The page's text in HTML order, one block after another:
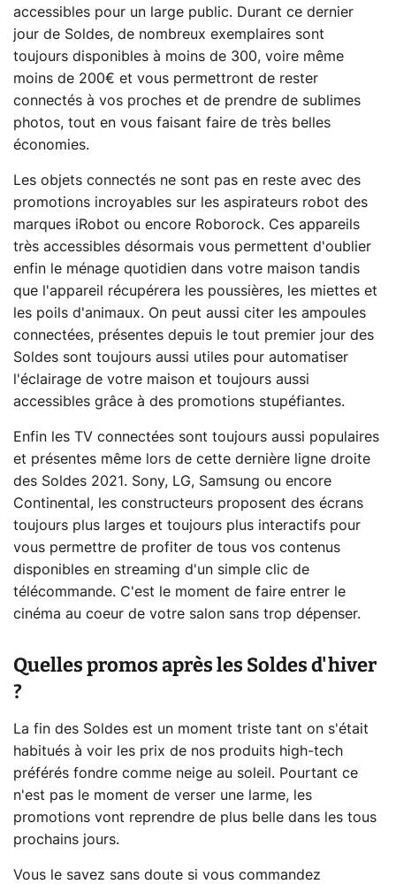
accessibles pour un large public. Durant ce dernier
jour de Soldes, de nombreux exemplaires sont
toujours disponibles à moins de 300, voire même
moins de 200€ et vous permettront de rester
connectés à vos proches et de prendre de sublimes
photos, tout en vous faisant faire de très belles
économies.
Les objets connectés ne sont pas en reste avec des
promotions incroyables sur les aspirateurs robot des
marques iRobot ou encore Roborock. Ces appareils
très accessibles désormais vous permettent d'oublier
enfin le ménage quotidien dans votre maison tandis
que l'appareil récupérera les poussières, les miettes et
les poils d'animaux. On peut aussi citer les ampoules
connectées, présentes depuis le tout premier jour des
Soldes sont toujours aussi utiles pour automatiser
l'éclairage de votre maison et toujours aussi
accessibles grâce à des promotions stupéfiantes.
Enfin les TV connectées sont toujours aussi populaires
et présentes même lors de cette dernière ligne droite
des Soldes 2021. Sony, LG, Samsung ou encore
Continental, les constructeurs proposent des écrans
toujours plus larges et toujours plus interactifs pour
vous permettre de profiter de tous vos contenus
disponibles en streaming d'un simple clic de
télécommande. C'est le moment de faire entrer le
cinéma au coeur de votre salon sans trop dépenser.
Quelles promos après les Soldes d'hiver
?
La fin des Soldes est un moment triste tant on s'était
habitués à voir les prix de nos produits high-tech
préférés fondre comme neige au soleil. Pourtant ce
n'est pas le moment de verser une larme, les
promotions vont reprendre de plus belle dans les tous
prochains jours.
Vous le savez sans doute si vous commandez